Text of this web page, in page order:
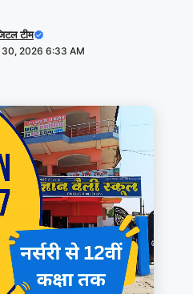
टीम
2026 6:33 AM